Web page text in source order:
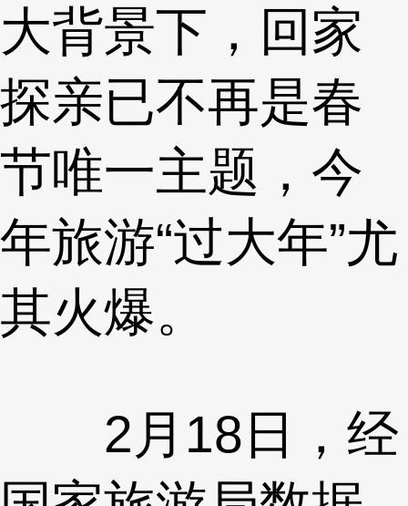
大背景下，回家
探亲已不再是春
节唯一主题，今
年旅游“过大年”尤
其火爆。
2月18日，经